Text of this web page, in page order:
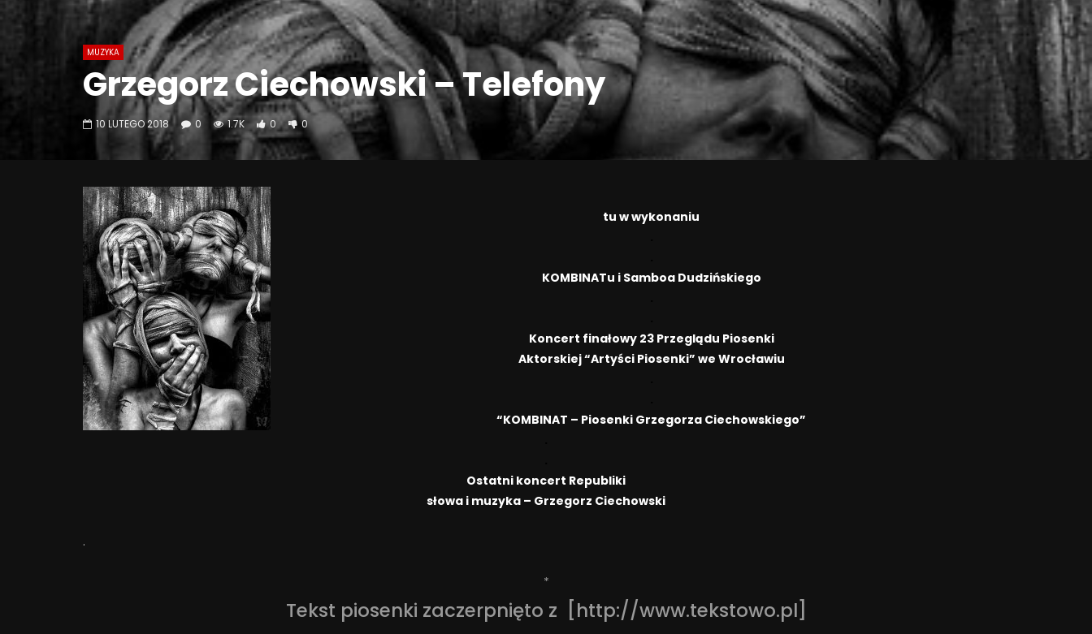
MUZYKA
Grzegorz Ciechowski – Telefony
10 LUTEGO 2018 0 1.7K 0 0
tu w wykonaniu
KOMBINATu i Samboa Dudzińskiego
Koncert finałowy 23 Przeglądu Piosenki
Aktorskiej “Artyści Piosenki” we Wrocławiu
“KOMBINAT – Piosenki Grzegorza Ciechowskiego”
Ostatni koncert Republiki
słowa i muzyka – Grzegorz Ciechowski
.
*
Tekst piosenki zaczerpnięto z [http://www.tekstowo.pl]